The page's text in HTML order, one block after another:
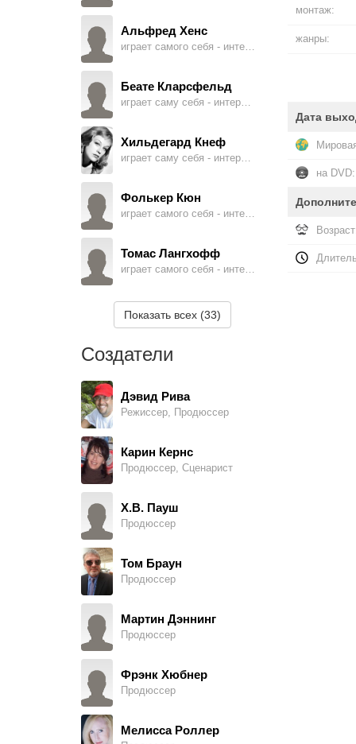
Альфред Хенс
Беате Кларсфельд
Хильдегард Кнеф
Фолькер Кюн
Томас Лангхофф
А.К. Лайлс
Элизабет МакИнтош
Барни Олдфилд
Гай Штерн
Ганс Георг Уилл
Маркус Вольф
Нина Франожек
Показать всех (33)
Создатели
Дэвид Рива
Режиссер, Продюссер
Карин Кернс
Продюссер, Сценарист
Х.В. Пауш
Продюссер
Том Браун
Продюссер
Мартин Дэннинг
Продюссер
Фрэнк Хюбнер
Продюссер
Мелисса Роллер
монтаж:
жанры:
Дата
на DVD: